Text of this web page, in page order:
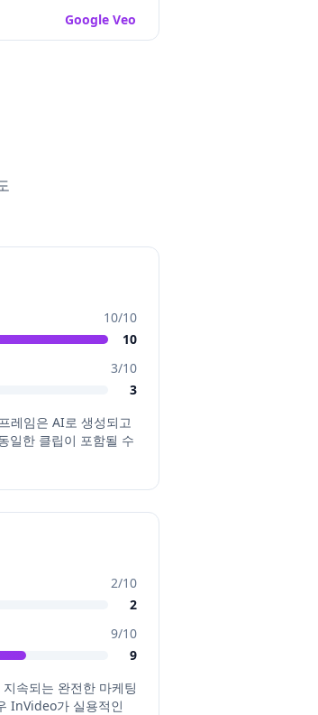
Google Veo
10/10
10
3/10
3
레임은 AI로 생성되고
일한 클립이 포함될 수
2/10
2
9/10
9
속되는 완전한 마케팅
InVideo가 실용적인